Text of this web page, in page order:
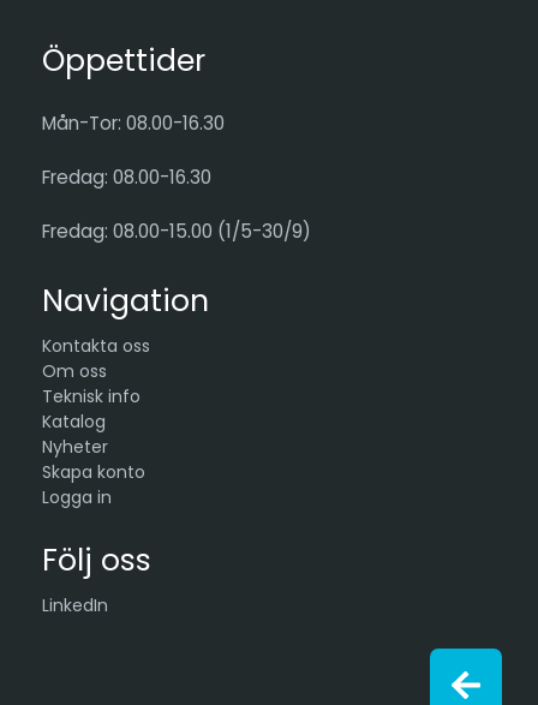
Öppettider
Mån-Tor: 08.00-16.30
Fredag: 08.00-16.30
Fredag: 08.00-15.00 (1/5-30/9)
Navigation
Kontakta oss
Om oss
Teknisk info
Katalog
Nyheter
Skapa konto
Logga in
Följ oss
LinkedIn